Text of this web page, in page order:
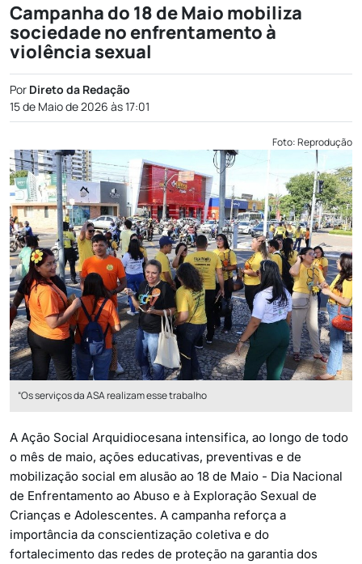
Campanha do 18 de Maio mobiliza
sociedade no enfrentamento à
violência sexual
Por Direto da Redação
15 de Maio de 2026 às 17:01
Foto: Reprodução
“Os serviços da ASA realizam esse trabalho
A Ação Social Arquidiocesana intensifica, ao longo de todo
o mês de maio, ações educativas, preventivas e de
mobilização social em alusão ao 18 de Maio - Dia Nacional
de Enfrentamento ao Abuso e à Exploração Sexual de
Crianças e Adolescentes. A campanha reforça a
importância da conscientização coletiva e do
fortalecimento das redes de proteção na garantia dos